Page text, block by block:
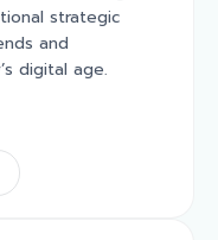
strategic
and
digital age.